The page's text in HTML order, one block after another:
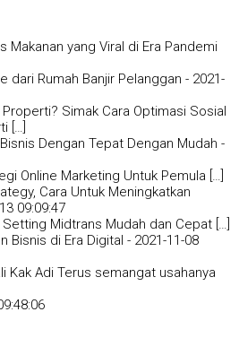
Makanan yang Viral di Era Pandemi
dari Rumah Banjir Pelanggan - 2021-
Properti? Simak Cara Optimasi Sosial
[…]
Dengan Tepat Dengan Mudah -
Online Marketing Untuk Pemula […]
Cara Untuk Meningkatkan
09:09:47
Midtrans Mudah dan Cepat […]
Bisnis di Era Digital - 2021-11-08
Kak Adi Terus semangat usahanya